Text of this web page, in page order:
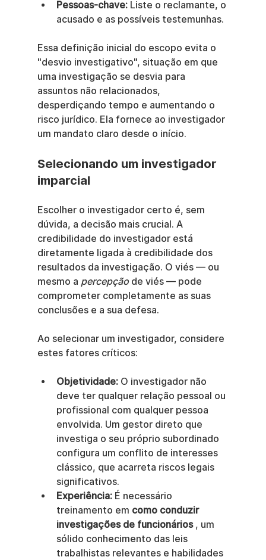
Pessoas-chave: Liste o reclamante, o
acusado e as possíveis testemunhas.
Essa definição inicial do escopo evita o
"desvio investigativo", situação em que
uma investigação se desvia para
assuntos não relacionados,
desperdiçando tempo e aumentando o
risco jurídico. Ela fornece ao investigador
um mandato claro desde o início.
Selecionando um investigador
imparcial
Escolher o investigador certo é, sem
dúvida, a decisão mais crucial. A
credibilidade do investigador está
diretamente ligada à credibilidade dos
resultados da investigação. O viés — ou
mesmo a percepção de viés — pode
comprometer completamente as suas
conclusões e a sua defesa.
Ao selecionar um investigador, considere
estes fatores críticos:
Objetividade: O investigador não
deve ter qualquer relação pessoal ou
profissional com qualquer pessoa
envolvida. Um gestor direto que
investiga o seu próprio subordinado
configura um conflito de interesses
clássico, que acarreta riscos legais
significativos.
Experiência: É necessário
treinamento em como conduzir
investigações de funcionários , um
sólido conhecimento das leis
trabalhistas relevantes e habilidades